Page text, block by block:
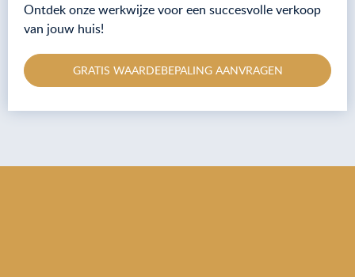
Ontdek onze werkwijze voor een succesvolle verkoop
van jouw huis!
GRATIS WAARDEBEPALING AANVRAGEN